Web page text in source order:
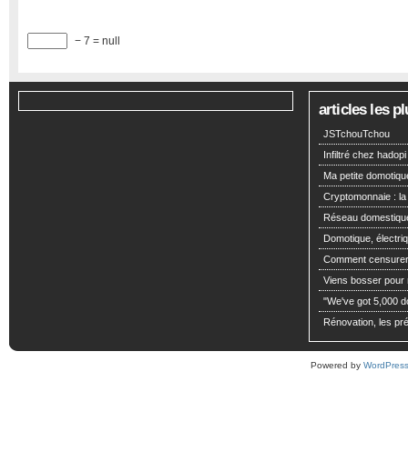
− 7 = null
articles les
JSTchouTchou
Infiltré chez hadopi
Ma petite
Cryptomonnaie :
Réseau
Domotique,
Comment
Viens bosser pour
"We've got 5,000
Rénovation, les
Powered by WordPress